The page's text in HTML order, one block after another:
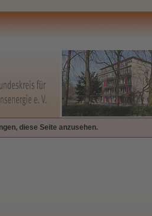
diese Seite anzusehen.